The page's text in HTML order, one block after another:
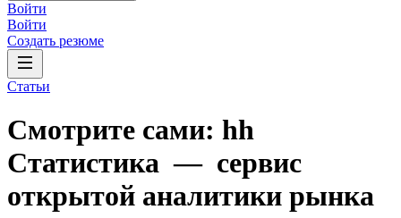
Войти
Войти
Создать резюме
Статьи
Смотрите сами: hh
Cтатистика — сервис
открытой аналитики рынка